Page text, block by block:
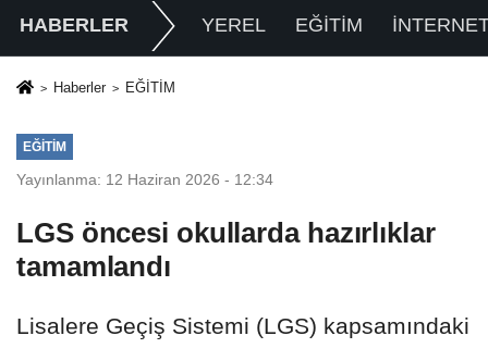
HABERLER YEREL EĞİTİM
Haberler EĞİTİM
EĞİTİM
Yayınlanma: 12 Haziran 2026 - 12:34
LGS öncesi okullarda hazırlıklar
tamamlandı
Lisalere Geçiş Sistemi (LGS) kapsamındaki